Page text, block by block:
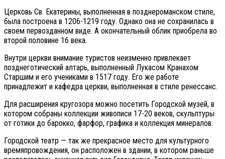
Церковь Св. Екатерины, выполненная в позднероманском стиле,
была построена в 1206-1219 году. Однако она не сохранилась в
своем первозданном виде. А окончательный облик приобрела во
второй половине 16 века.
Внутри церкви внимание туристов неизменно привлекает
позднеготический алтарь, выполненный Лукасом Кранахом
Старшим и его учениками в 1517 году. Его же работе
принадлежит и кафедра церкви, выполненная в стиле ренессанс.
Для расширения кругозора можно посетить Городской музей, в
котором собраны коллекции живописи 17-20 веков, скульптуры
от готики до барокко, фарфор, графика и коллекция минералов.
Городской театр — так же прекрасное место для культурного
времяпровождения, он расположен в здании, в котором раньше